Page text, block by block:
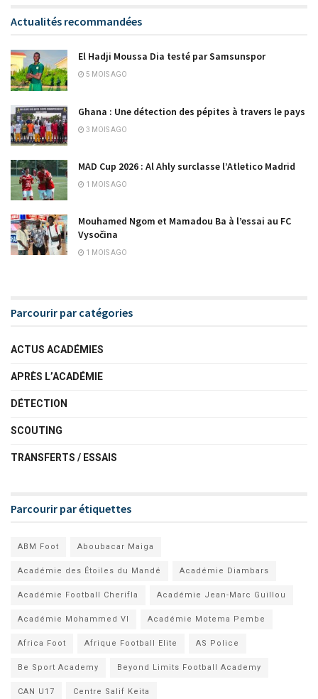
Actualités recommandées
El Hadji Moussa Dia testé par Samsunspor
5 MOIS AGO
Ghana : Une détection des pépites à travers le pays
3 MOIS AGO
MAD Cup 2026 : Al Ahly surclasse l’Atletico Madrid
1 MOIS AGO
Mouhamed Ngom et Mamadou Ba à l’essai au FC
Vysočina
1 MOIS AGO
Parcourir par catégories
ACTUS ACADÉMIES
APRÈS L’ACADÉMIE
DÉTECTION
SCOUTING
TRANSFERTS / ESSAIS
Parcourir par étiquettes
ABM Foot Aboubacar Maiga
Académie des Étoiles du Mandé Académie Diambars
Académie Football Cherifla Académie Jean-Marc Guillou
Académie Mohammed VI Académie Motema Pembe
Africa Foot Afrique Football Elite AS Police
Be Sport Academy Beyond Limits Football Academy
CAN U17 Centre Salif Keita